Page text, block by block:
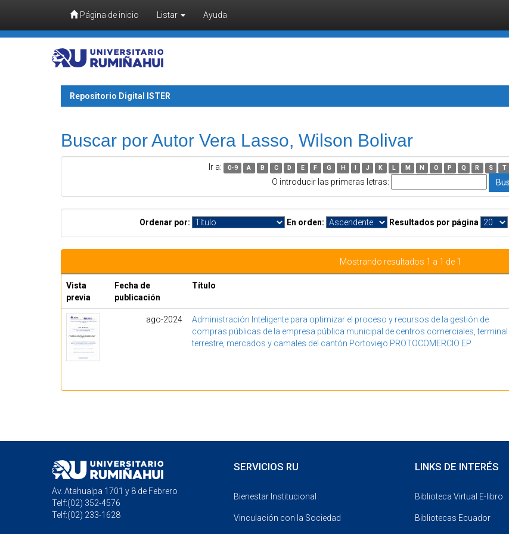
Skip navigation
Página de inicio Listar Ayuda
Repositorio Digital ISTER
Buscar por Autor Vera Lasso, Wilson Bolivar
Ir a: 0-9 A B C D E F G H J K L M N O P Q R S T
O introducir las primeras letras:
Ordenar por: En orden: Resultados por página
Mostrando resultados 1 a 1 de 1
Vista
previa
Fecha de
publicación
Título
ago-2024
Administración Inteligente para optimizar el proceso y recursos de la gestión de
compras públicas de la empresa pública municipal de centros comerciales, terminal
terrestre, mercados y camales del cantón Portoviejo PROTOCOMERCIO EP
Av. Atahualpa 1701 y 8 de Febrero
Telf:(02) 352-4576
Telf:(02) 233-1628
SERVICIOS RU
Bienestar Institucional
Vinculación con la Sociedad
LINKS DE INTERÉS
Biblioteca Virtual E-libro
Bibliotecas Ecuador